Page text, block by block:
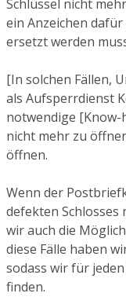
Schlüssel nicht
ein Anzeichen
ersetzt werden
[In solchen Fällen,
als Aufsperrdienst
notwendige [Know-
nicht mehr zu
öffnen.
Wenn der
defekten
wir auch die
diese Fälle haben
sodass wir für
finden.